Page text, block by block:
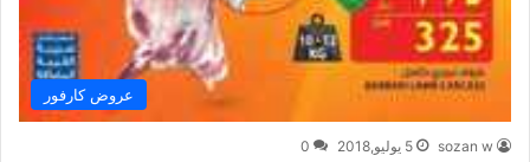
عروض كارفور
sozan w 5 يوليو,2018 0